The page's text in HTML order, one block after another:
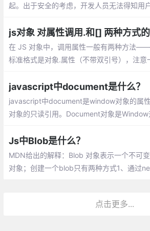
起。出于安全的考虑，开发人员无法得知用
况下实现后退与前进
js对象 对属性调用.和[] 两种方式
在 JS 对象中，调用属性一般有两种方法——
标准格式是对象.属性（不带双引号），注意
ey数字啊，表达式啊等等
javascript中document是什么？
javascript中document是window对象的属
对象的只读引用。Document对象是
Js中Blob是什么？
MDN给出的解释：Blob 对象表示一个不可
对象；创建一个blob只有两种方式1、通过
点击更多...